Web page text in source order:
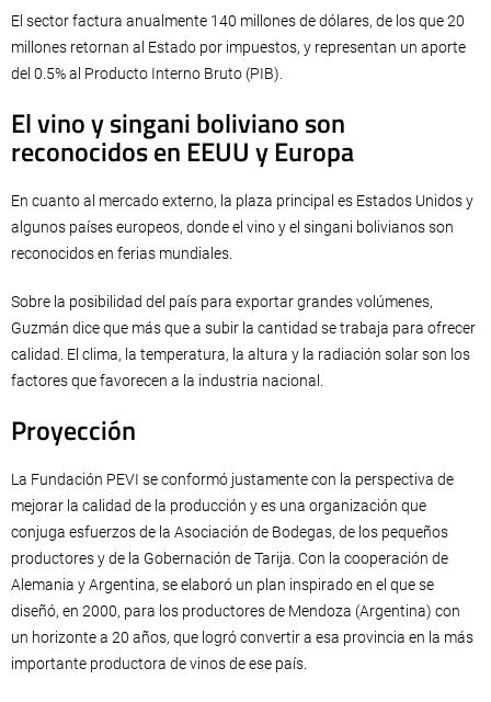
El sector factura anualmente 140 millones de dólares, de los que 20
millones retornan al Estado por impuestos, y representan un aporte
del 0.5% al Producto Interno Bruto (PIB).
El vino y singani boliviano son
reconocidos en EEUU y Europa
En cuanto al mercado externo, la plaza principal es Estados Unidos y
algunos países europeos, donde el vino y el singani bolivianos son
reconocidos en ferias mundiales.
Sobre la posibilidad del país para exportar grandes volúmenes,
Guzmán dice que más que a subir la cantidad se trabaja para ofrecer
calidad. El clima, la temperatura, la altura y la radiación solar son los
factores que favorecen a la industria nacional.
Proyección
La Fundación PEVI se conformó justamente con la perspectiva de
mejorar la calidad de la producción y es una organización que
conjuga esfuerzos de la Asociación de Bodegas, de los pequeños
productores y de la Gobernación de Tarija. Con la cooperación de
Alemania y Argentina, se elaboró un plan inspirado en el que se
diseñó, en 2000, para los productores de Mendoza (Argentina) con
un horizonte a 20 años, que logró convertir a esa provincia en la más
importante productora de vinos de ese país.